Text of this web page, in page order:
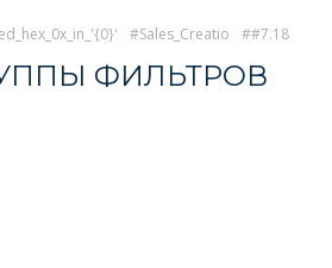
Sales_Creatio #7.18
ФИЛЬТРОВ